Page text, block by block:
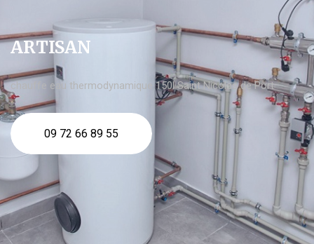
ARTISAN
chauffe eau thermodynamique 150l Saint Nicolas de Port
09 72 66 89 55